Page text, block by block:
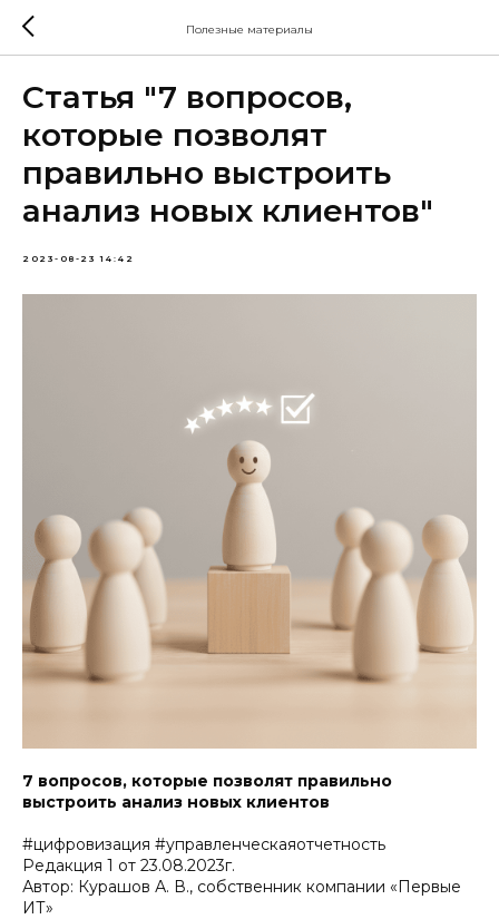
Полезные материалы
Статья "7 вопросов,
которые позволят
правильно выстроить
анализ новых клиентов"
2023-08-23 14:42
7 вопросов, которые позволят правильно
выстроить анализ новых клиентов
#цифровизация #управленческаяотчетность
Редакция 1 от 23.08.2023г.
Автор: Курашов А. В., собственник компании «Первые
ИТ»